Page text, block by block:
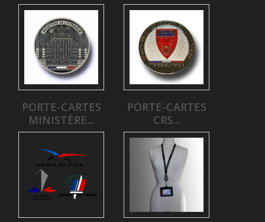
PORTE-CARTES
MINISTÈRE...
PORTE-CARTES
CRS...